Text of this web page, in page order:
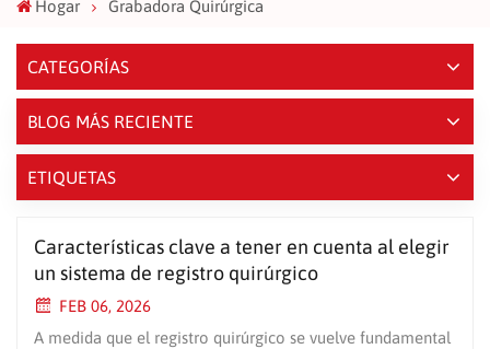
Hogar Grabadora Quirúrgica
CATEGORÍAS
BLOG MÁS RECIENTE
ETIQUETAS
Características clave a tener en cuenta al elegir
un sistema de registro quirúrgico
FEB 06, 2026
A medida que el registro quirúrgico se vuelve fundamental